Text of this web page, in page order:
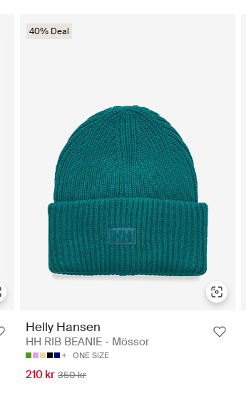
40% Deal
Helly Hansen
HH RIB BEANIE - Mössor
ONE SIZE
210 kr 350 kr